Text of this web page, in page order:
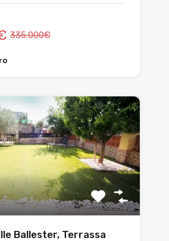
335.000€
Ballester, Terrassa